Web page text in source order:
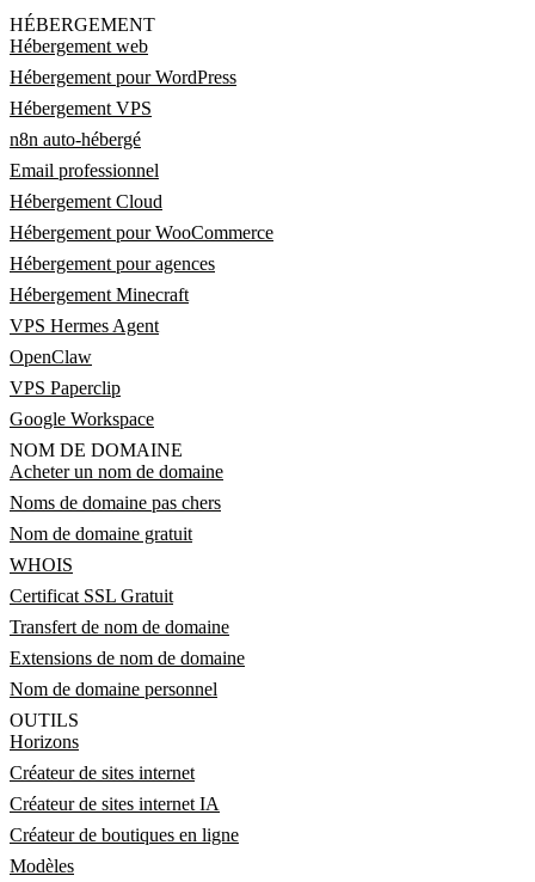
HÉBERGEMENT
Hébergement web
Hébergement pour WordPress
Hébergement VPS
n8n auto-hébergé
Email professionnel
Hébergement Cloud
Hébergement pour WooCommerce
Hébergement pour agences
Hébergement Minecraft
VPS Hermes Agent
OpenClaw
VPS Paperclip
Google Workspace
NOM DE DOMAINE
Acheter un nom de domaine
Noms de domaine pas chers
Nom de domaine gratuit
WHOIS
Certificat SSL Gratuit
Transfert de nom de domaine
Extensions de nom de domaine
Nom de domaine personnel
OUTILS
Horizons
Créateur de sites internet
Créateur de sites internet IA
Créateur de boutiques en ligne
Modèles